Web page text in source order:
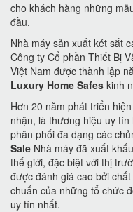
cho khách hàng những
đầu.
Nhà máy sản xuất két sắt
Công ty Cổ phần Thiết Bị
Việt Nam được thành lập
Luxury Home Safes kinh
Hơn 20 năm phát triển
nhận, là thương hiệu uy
phân phối đa dạng các
Sale Nhà máy đã xuất
thế giới, đặc biệt với thị
được đánh giá cao bởi
chuẩn của những tổ chức
uy tín nhất.